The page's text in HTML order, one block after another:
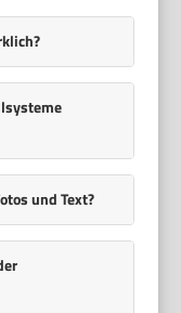
und Text?